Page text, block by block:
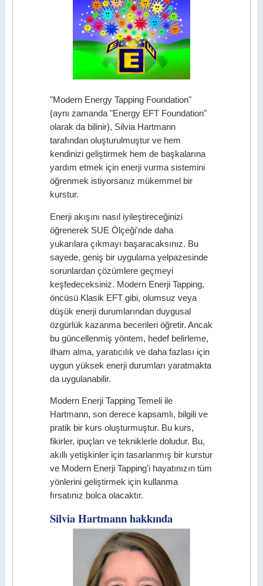
"Modern Energy Tapping Foundation"
(aynı zamanda "Energy EFT Foundation"
olarak da bilinir), Silvia Hartmann
tarafından oluşturulmuştur ve hem
kendinizi geliştirmek hem de başkalarına
yardım etmek için enerji vurma sistemini
öğrenmek istiyorsanız mükemmel bir
kurstur.
Enerji akışını nasıl iyileştireceğinizi
öğrenerek SUE Ölçeği'nde daha
yukarılara çıkmayı başaracaksınız. Bu
sayede, geniş bir uygulama yelpazesinde
sorunlardan çözümlere geçmeyi
keşfedeceksiniz. Modern Enerji Tapping,
öncüsü Klasik EFT gibi, olumsuz veya
düşük enerji durumlarından duygusal
özgürlük kazanma becerileri öğretir. Ancak
bu güncellenmiş yöntem, hedef belirleme,
ilham alma, yaratıcılık ve daha fazlası için
uygun yüksek enerji durumları yaratmakta
da uygulanabilir.
Modern Enerji Tapping Temeli ile
Hartmann, son derece kapsamlı, bilgili ve
pratik bir kurs oluşturmuştur. Bu kurs,
fikirler, ipuçları ve tekniklerle doludur. Bu,
akıllı yetişkinler için tasarlanmış bir kurstur
ve Modern Enerji Tapping'i hayatınızın tüm
yönlerini geliştirmek için kullanma
fırsatınız bolca olacaktır.
Silvia Hartmann hakkında